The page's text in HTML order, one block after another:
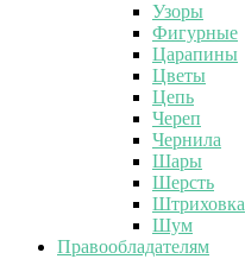
Узоры
Фигурные
Царапины
Цветы
Цепь
Череп
Чернила
Шары
Шерсть
Штриховка
Шум
Правообладателям